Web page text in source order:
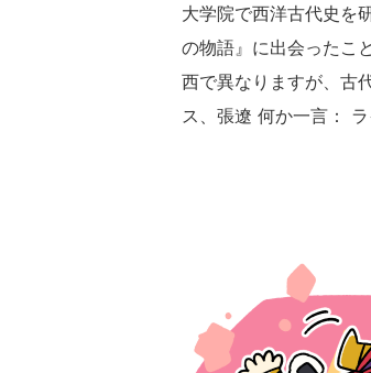
大学院で西洋古代史を
の物語』に出会ったこ
西で異なりますが、古
ス、張遼 何か一言：